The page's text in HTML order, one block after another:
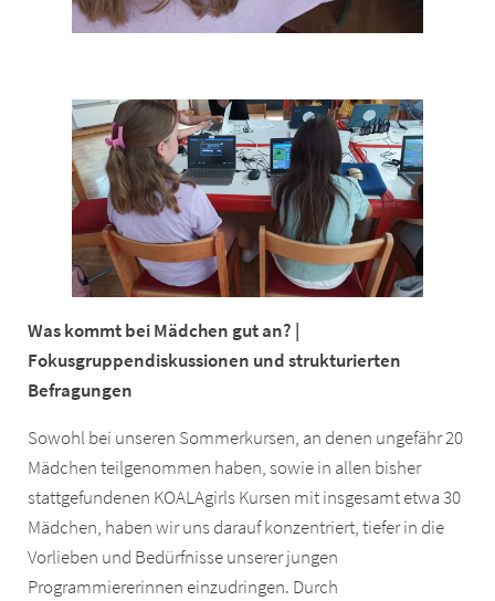
Was kommt bei Mädchen gut an? |
Fokusgruppendiskussionen undstrukturierten
Befragungen
Sowohl bei unseren Sommerkursen, an denen ungefähr 20
Mädchen teilgenommen haben, sowie in allen bisher
stattgefundenen KOALAgirls Kursen mit insgesamt etwa 30
Mädchen, haben wir uns darauf konzentriert, tiefer in die
Vorlieben und Bedürfnisse unserer jungen
Programmiererinnen einzudringen. Durch